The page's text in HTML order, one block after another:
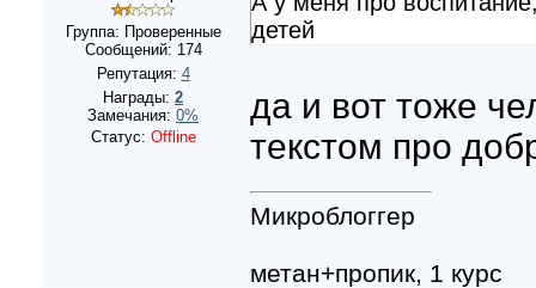
Группа: Проверенные
Сообщений: 174
Репутация: 4
Награды: 2
Замечания: 0%
Статус: Offline
детей
да и вот тоже
текстом про
Микроблоггер
метан+пропик, 1 курс